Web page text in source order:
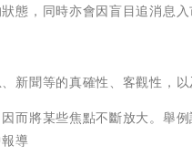
態，同時亦會因盲目追消息入
新聞等的真確性、客觀性，以
而將某些焦點不斷放大。舉
導